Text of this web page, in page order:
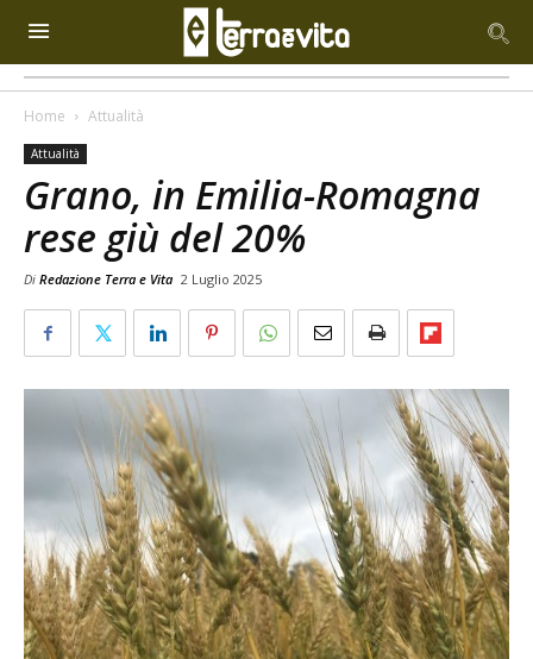
Home Attualità
Attualità
Grano, in Emilia-Romagna
rese giù del 20%
Di Redazione Terra e Vita 2 Luglio 2025